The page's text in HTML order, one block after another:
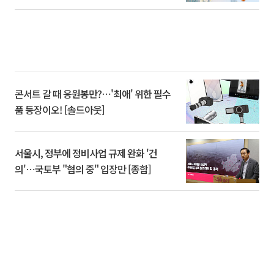
콘서트 갈 때 응원봉만?⋯'최애' 위한 필수
품 등장이오! [솔드아웃]
서울시, 정부에 정비사업 규제 완화 '건
의'⋯국토부 "협의 중" 입장만 [종합]